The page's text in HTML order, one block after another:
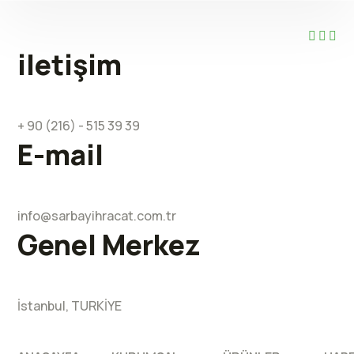
iletişim
+ 90 (216) - 515 39 39
E-mail
info@sarbayihracat.com.tr
Genel Merkez
İstanbul, TURKİYE